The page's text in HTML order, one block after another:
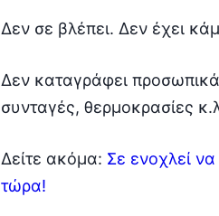
Δεν σε βλέπει. Δεν έχει
Δεν καταγράφει
συνταγές, θερμοκρασίες
Δείτε ακόμα: Σε ενοχλεί
τώρα!